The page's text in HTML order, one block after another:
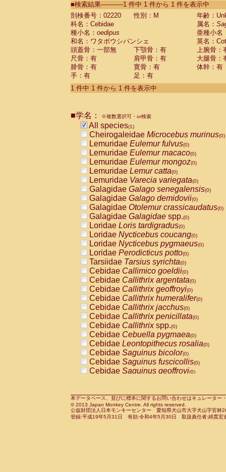
CebidaeSaguinus labiatus(0)
Cebidae Saguinus leucopus (0)
Cebidae
Cebidae
CebidaeSaguinus nigricollis (0)
Cebidae Saguinus oedipus
Cebidae Saguinus weddelli
Cebidae Saguinusspp.
Cebidae Aotus trivirgatus
Cebidae Cebus albifrons
CebidaeCebus nigrivittatus
CebidaeCebus
CebidaeSaimiri boliviensis(0)
CebidaeSaimiri sciureus(0)
AtelidaeAlouatta caraya(0)
AtelidaeAlouatta fusca(0)
AtelidaeAlouatta seniculus
AtelidaeAlouattaspp.(0)
AtelidaeAteles belzebuth(0)
AtelidaeAteles geoffroyi(0)
AtelidaeAteles paniscus(0)
AtelidaeAtelesspp.(0)
Atelidae Lagothrix lagothricha
AtelidaeLagothrix lagothricha cana
PitheciidaeCacajao calvus
PitheciidaeCallicebus cupreus
PitheciidaeCallicebus donacophilus
PitheciidaeCallicebus moloch
PitheciidaeCallicebus torquatus
PitheciidaeCallicebusspp.(0)
PitheciidaeChiropotes satanas(0)
PitheciidaePithecia monachus
PitheciidaePithecia pithecia(0)
CercopithecidaeCercocebus agilis
CercopithecidaeCercocebus
CercopithecidaeCercocebus
CercopithecidaeCercocebus
CercopithecidaeCercocebus
CercopithecidaeCercocebushybrid
CercopithecidaePapio anubis(0)
CercopithecidaePapio cynocephalus
CercopithecidaePapio hamadryas(0)
■検索結果-----------1 件中 1 件から 1 件を表示中
剖検番号：02220
性別：M
年齢：
科名：Cebidae
属名：
種小名： oedipus
亜種小名
和名：ワタボウシパンシェ
英名：
頭蓋骨：一部無
下顎骨：有
上腕骨：
尺骨：有
肩甲骨：有
大腿骨：
腓骨：有
寛骨：有
体幹：有
手：有
足：有
1 件中 1 件から 1 件を表示中
■学名： ※複数選択可・or検索
All species(1)
Cheirogaleidae Microcebus murinus(0)
Lemuridae Eulemur fulvus(0)
Lemuridae Eulemur macaco(0)
Lemuridae Eulemur mongoz(0)
Lemuridae Lemur catta(0)
Lemuridae Varecia variegata(0)
Galagidae Galago senegalensis(0)
Galagidae Galago demidovii(0)
Galagidae Otolemur crassicaudatus(0)
Galagidae Galagidae spp.(0)
Loridae Loris tardigradus(0)
Loridae Nycticebus coucang(0)
Loridae Nycticebus pygmaeus(0)
Loridae Perodicticus potto(0)
Tarsiidae Tarsius syrichta(0)
Cebidae Callimico goeldii(0)
Cebidae Callithrix argentata(0)
Cebidae Callithrix geoffroyi(0)
Cebidae Callithrix humeralifer(0)
Cebidae Callithrix jacchus(0)
Cebidae Callithrix penicillata(0)
Cebidae Callithrixspp.(0)
Cebidae Cebuella pygmaea(0)
Cebidae Leontopithecus rosalia(0)
Cebidae Saguinus bicolor(0)
Cebidae Saguinus fuscicollis(0)
Cebidae Saguinus geoffroyi(0)
CebidaeSaguinus leucopus(0)
CebidaeSaguinus midas(0)
Cebidae Saguinus mystax(0)
本データベース、並びに標本に関するお問い合わせはキュレータ
© 2013 Japan Monkey Centre. All rights reserved.
公益財団法人日本モンキーセンター 愛知県犬山市大字犬山字官
登録:平成19年5月31日 有効:令和4年5月30日 取扱責任者:綿貫宏